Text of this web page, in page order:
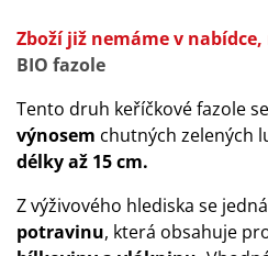
Zboží již nemáme v
BIO fazole
Tento druh keříčkové fazole
výnosem chutných zelených
délky až 15 cm.
Z výživového hlediska se
potravinu, která obsahuje